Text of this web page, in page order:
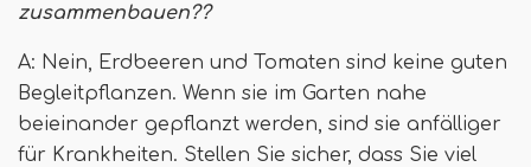
zusammenbauen??
A: Nein, Erdbeeren und Tomaten sind keine guten
Begleitpflanzen. Wenn sie im Garten nahe
beieinander gepflanzt werden, sind sie anfälliger
für Krankheiten. Stellen Sie sicher, dass Sie viel